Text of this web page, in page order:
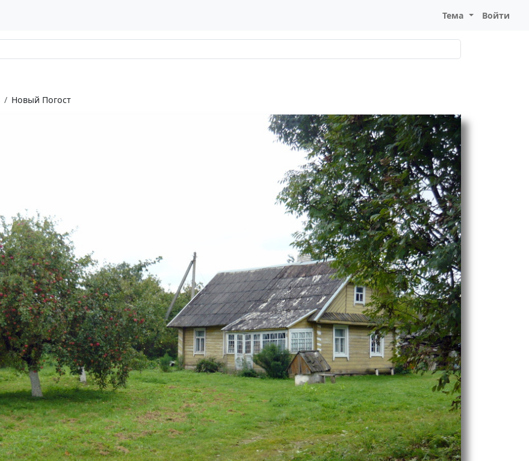
Тема Войти
Новый Погост